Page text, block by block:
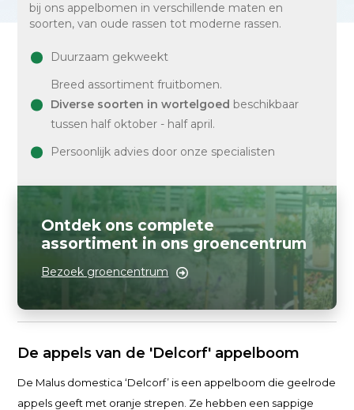
bij ons appelbomen in verschillende maten en
soorten, van oude rassen tot moderne rassen.
Duurzaam gekweekt
Breed assortiment fruitbomen.
Diverse soorten in wortelgoed beschikbaar
tussen half oktober - half april.
Persoonlijk advies door onze specialisten
Ontdek ons complete
assortiment in ons groencentrum
Bezoek groencentrum
De appels van de 'Delcorf' appelboom
De Malus domestica ‘Delcorf’ is een appelboom die geelrode
appels geeft met oranje strepen. Ze hebben een sappige